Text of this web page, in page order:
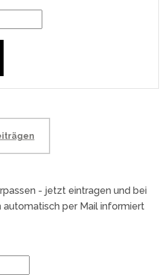
- jetzt eintragen und bei
per Mail informiert